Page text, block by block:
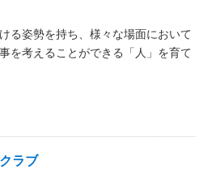
る姿勢を持ち、様々な場面において
を考えることができる「人」を育て
ラブ